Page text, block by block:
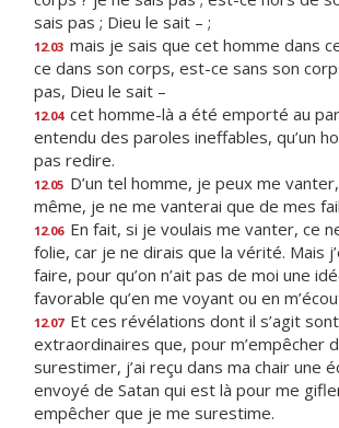
sais pas ; Dieu le sait – ;
12.03 mais je sais que cet homme dans
ce dans son corps, est-ce sans son
pas, Dieu le sait –
12.04 cet homme-là a été emporté au
entendu des paroles ineffables, qu’un
pas redire.
12.05 D’un tel homme, je peux me
même, je ne me vanterai que de mes
12.06 En fait, si je voulais me vanter, ce
folie, car je ne dirais que la vérité. Mais
faire, pour qu’on n’ait pas de moi une
favorable qu’en me voyant ou en
12.07 Et ces révélations dont il s’agit
extraordinaires que, pour m’empêcher
surestimer, j’ai reçu dans ma chair une
envoyé de Satan qui est là pour me
empêcher que je me surestime.